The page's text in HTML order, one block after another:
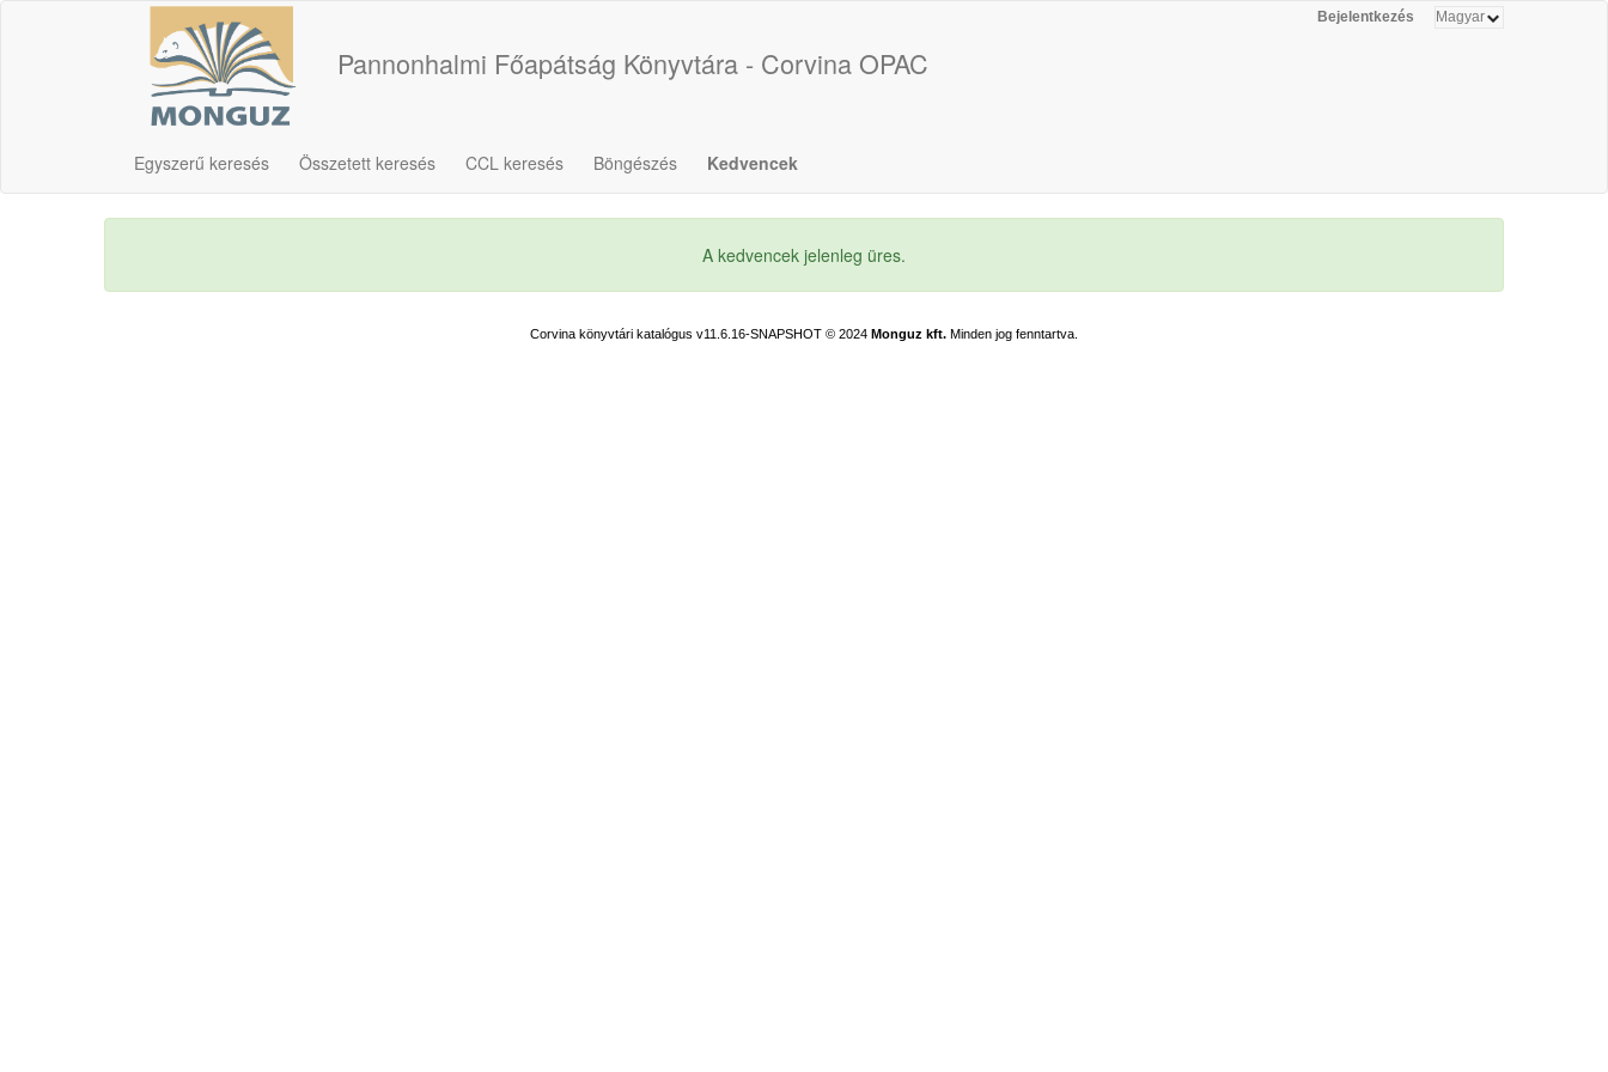
Bejelentkezés
Pannonhalmi Főapátság Könyvtára - Corvina OPAC
Egyszerű keresés Összetett keresés CCL keresés Böngészés Kedvencek
A kedvencek jelenleg üres.
Corvina könyvtári katalógus v11.6.16-SNAPSHOT © 2024 Monguz kft. Minden jog fenntartva.